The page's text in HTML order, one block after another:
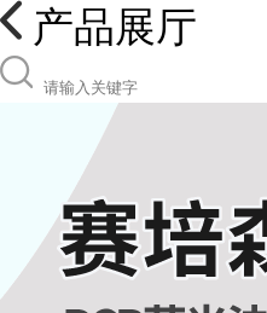
产品展厅